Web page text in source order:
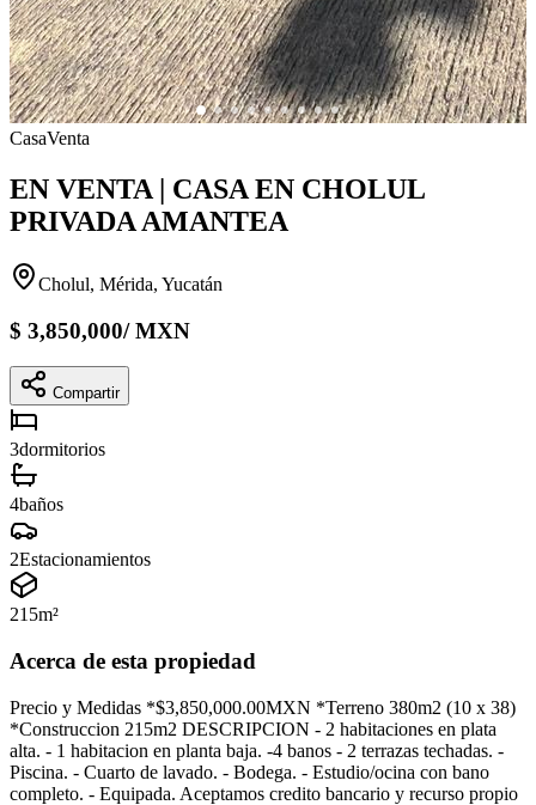
CasaVenta
EN VENTA | CASA EN CHOLUL
PRIVADA AMANTEA
Cholul, Mérida, Yucatán
$ 3,850,000/MXN
Compartir
3dormitorios
4baños
2Estacionamientos
215m²
Acerca de esta propiedad
Precio y Medidas *$3,850,000.00MXN *Terreno 380m2 (10 x 38)
*Construccion 215m2 DESCRIPCION - 2 habitaciones en plata
alta. - 1 habitacion en planta baja. -4 banos - 2 terrazas techadas. -
Piscina. - Cuarto de lavado. - Bodega. - Estudio/ocina con bano
completo. - Equipada. Aceptamos credito bancario y recurso propio